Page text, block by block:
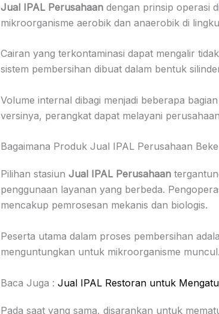
Jual IPAL Perusahaandengan prinsip operasi
mikroorganisme aerobik dan anaerobik di
Cairan yang terkontaminasi dapat mengalir
sistem pembersihan dibuat dalam bentuk
Volume internal dibagi menjadi beberapa
versinya, perangkat dapat melayani
Bagaimana Produk Jual IPAL Perusahaan
Pilihan stasiun Jual IPAL Perusahaan
penggunaan layanan yang berbeda.
mencakup pemrosesan mekanis dan biologis.
Peserta utama dalam proses pembersihan
menguntungkan untuk mikroorganisme
Baca Juga : Jual IPAL Restoran untuk
Pada saat yang sama, disarankan untuk